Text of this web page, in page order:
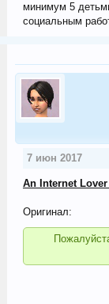
минимум 5
социальным
7 июн 2017
An Internet
Оригинал: